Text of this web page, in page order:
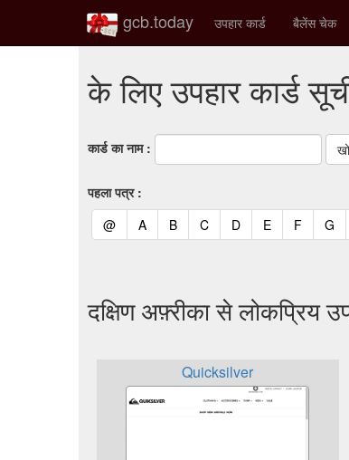
gcb.today उपहार कार्ड बैलेंस चेक
के लिए उपहार कार्ड
कार्ड का नाम :
पहला पत्र :
@(current)
A(current)
B(current)
C(current)
D(current)
E(current)
F(current)
G
दक्षिण अफ़्रीका से लोकप्रिय
Quicksilver